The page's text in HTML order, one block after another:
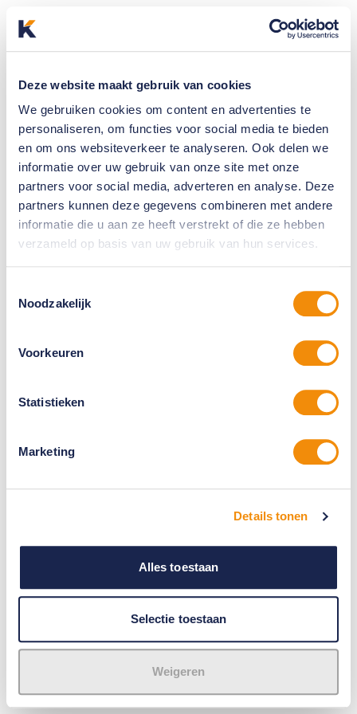
Deze website maakt gebruik van cookies
We gebruiken cookies om content en advertenties te
personaliseren, om functies voor social media te bieden
en om ons websiteverkeer te analyseren. Ook delen we
informatie over uw gebruik van onze site met onze
partners voor social media, adverteren en analyse. Deze
partners kunnen deze gegevens combineren met andere
informatie die u aan ze heeft verstrekt of die ze hebben
verzameld op basis van uw gebruik van hun services.
Noodzakelijk
Voorkeuren
Statistieken
Marketing
Details tonen
Alles toestaan
Selectie toestaan
Weigeren